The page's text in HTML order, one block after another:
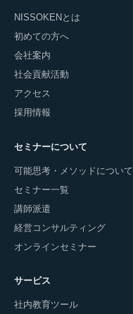
NISSOKENとは
初めての方へ
会社案内
社会貢献活動
アクセス
採用情報
セミナーについて
可能思考・メソッドについて
セミナー一覧
講師派遣
経営コンサルティング
オンラインセミナー
サービス
社内教育ツール